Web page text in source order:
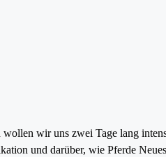
wir uns zwei Tage lang
und darüber, wie Pferde